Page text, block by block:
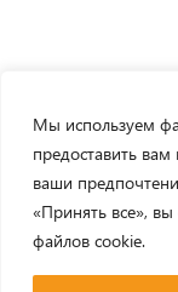
Мы используем
предоставить
ваши
«Принять все», вы
файлов cookie.